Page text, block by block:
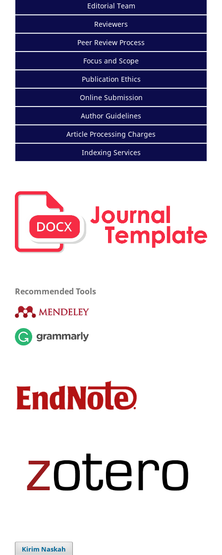
Editorial Team
Reviewers
Peer Review Process
Focus and Scope
Publication Ethics
Online Submission
Author Guidelines
Article Processing Charges
Indexing Services
Recommended Tools
Kirim Naskah